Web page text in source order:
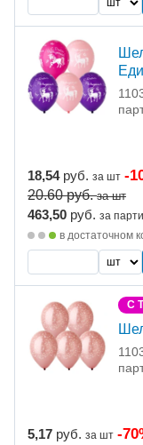
18,54 руб. за шт -
20.60руб. за шт
463,50 руб. за
в достаточном
С
5,17 руб. за шт -